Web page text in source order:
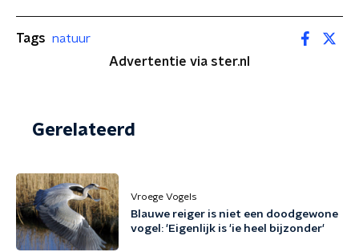
Tags natuur
Advertentie via ster.nl
Gerelateerd
Vroege Vogels
Blauwe reiger is niet een doodgewone
vogel: 'Eigenlijk is 'ie heel bijzonder'